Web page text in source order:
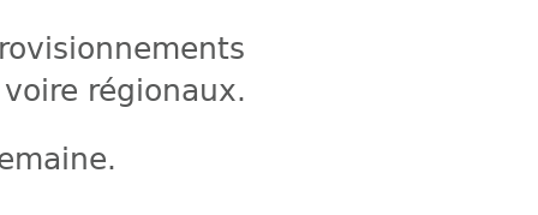
régionaux.